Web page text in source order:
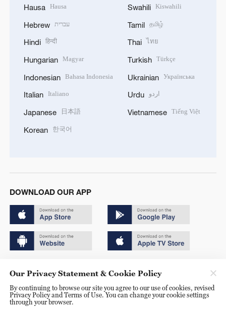
Hausa Hausa
Hebrew עברית
Hindi हिन्दी
Hungarian Magyar
Indonesian Bahasa Indonesia
Italian Italiano
Japanese 日本語
Korean 한국어
Swahili Kiswahili
Tamil தமிழ்
Thai ไทย
Turkish Türkçe
Ukrainian Українська
Urdu اردو
Vietnamese Tiếng Việt
DOWNLOAD OUR APP
京ICP备20000184号
京公网安备 11010502050052号
Our Privacy Statement & Cookie Policy
By continuing to browse our site you agree to our use of cookies, revised
Privacy Policy and Terms of Use. You can change your cookie settings
through your browser.